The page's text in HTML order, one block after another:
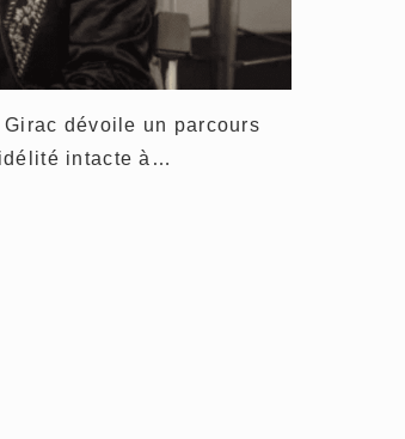
dévoile un parcours
intacte à…